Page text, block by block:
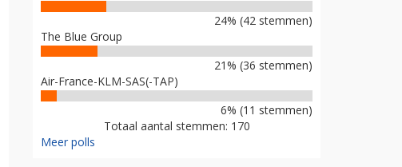
24% (42 stemmen)
The Blue Group
21% (36 stemmen)
Air-France-KLM-SAS(-TAP)
6% (11 stemmen)
Totaal aantal stemmen: 170
Meer polls